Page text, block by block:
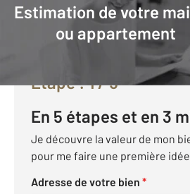
Estimation de votre
ou appartement
Faire estimer son bien
CENTURY 21 :
Etape :1/ 5
En 5 étapes et en 3
Je découvre la valeur de mon
pour me faire une première
Adresse de votre bien *